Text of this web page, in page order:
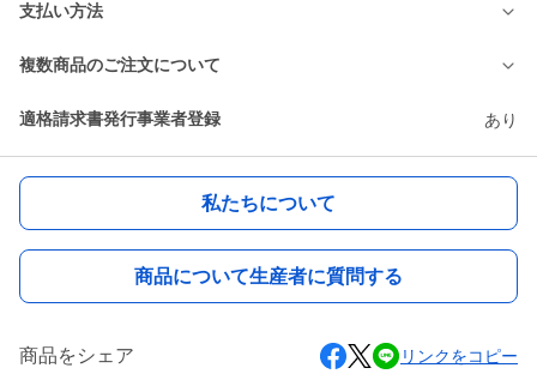
支払い方法
複数商品のご注文について
適格請求書発行事業者登録 あり
私たちについて
商品について生産者に質問する
商品をシェア リンクをコピー